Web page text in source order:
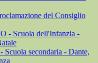
del Consiglio
- Scuola dell'Infanzia -
secondaria - Dante,